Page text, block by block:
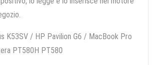
K53SV / HP Pavilion G6 / MacBook Pro
PT580H PT580